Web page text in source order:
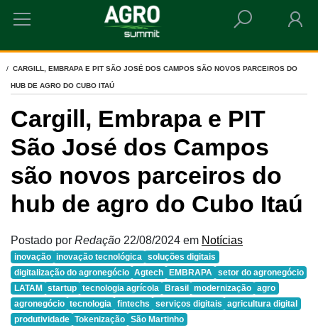
HOME
CARGILL, EMBRAPA E PIT SÃO JOSÉ DOS CAMPOS SÃO NOVOS PARCEIROS DO
HUB DE AGRO DO CUBO ITAÚ
Cargill, Embrapa e PIT
São José dos Campos
são novos parceiros do
hub de agro do Cubo Itaú
Postado por Redação 22/08/2024 em Notícias
inovação inovação tecnológica soluções digitais
digitalização do agronegócio Agtech EMBRAPA setor do agronegócio
LATAM
startup tecnologia agrícola Brasil modernização agro
agronegócio tecnologia fintechs serviços digitais agricultura digital
produtividade Tokenização São Martinho